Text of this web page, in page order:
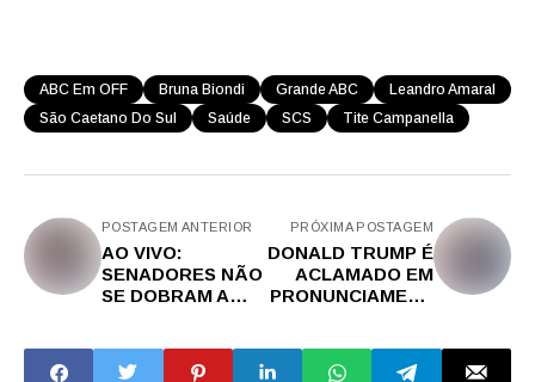
ABC Em OFF Bruna Biondi Grande ABC
Leandro Amaral
São Caetano Do Sul
Saúde SCS Tite Campanella
POSTAGEM ANTERIOR
AO VIVO:
SENADORES NÃO
SE DOBRAM A
ABSURDOS DE
PRÓXIMA POSTAGEM
DONALD TRUMP É
ACLAMADO EM
PRONUNCIAMENT
IRÃ E EXPÕE